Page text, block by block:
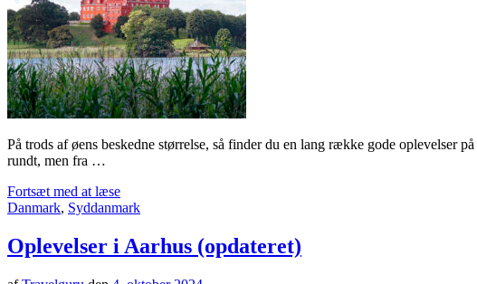
På trods af øens beskedne størrelse, så finder du en lang række gode oplevelser
rundt, men fra …
Fortsæt med at læse
Danmark, Syddanmark
Oplevelser i Aarhus (opdateret)